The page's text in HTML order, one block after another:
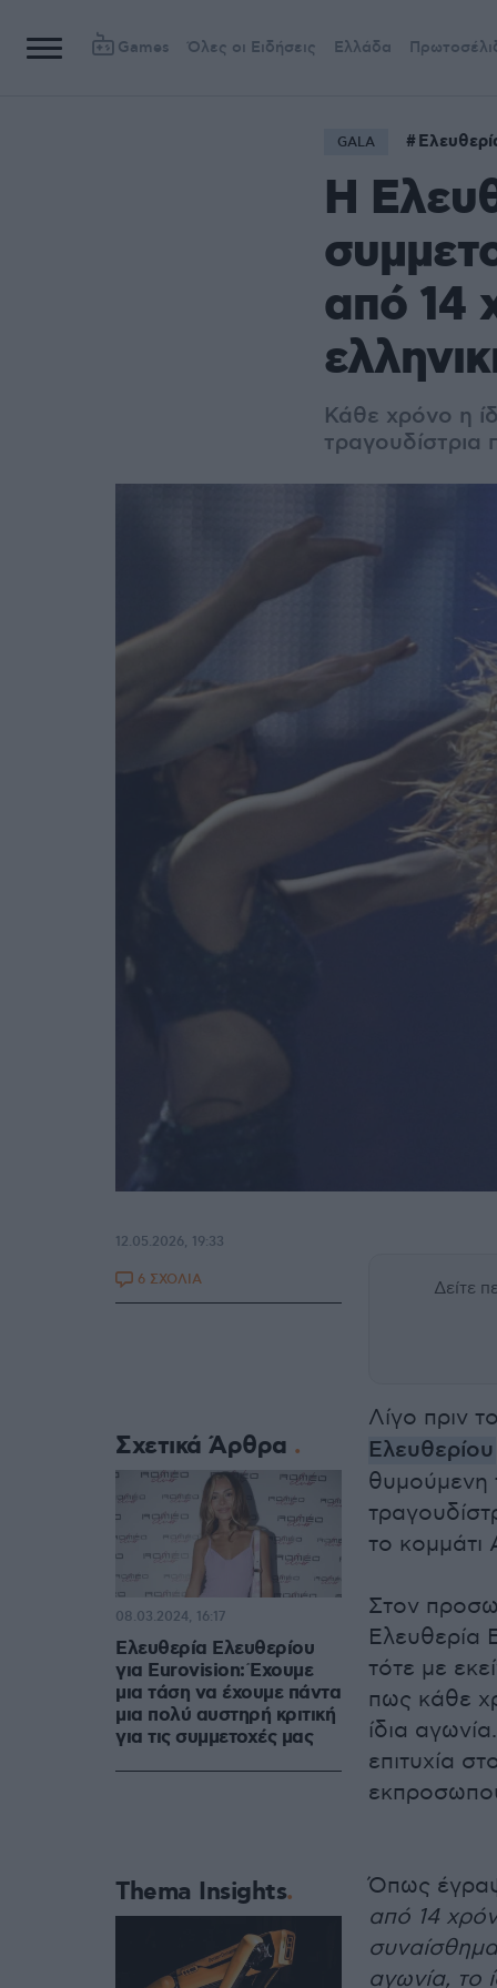
Games Όλες οι Ειδήσεις Ελλάδα
GALA
Η
από 14
Κάθε χρόνο η
τραγουδίστρια
Δείτε
Λίγο πριν
Ελευθερίου
θυμούμενη
το κομμάτι
Στον
Ελευθερία
τότε με
πως κάθε
ίδια
επιτυχία
Όπως
από 14
αγωνία, το
12.05.2026, 19:33
6 ΣΧΟΛΙΑ
Σχετικά Άρθρα
Ελευθερία Ελευθερίου
για Eurovision: Έχουμε
μια τάση να έχουμε πάντα
μια πολύ αυστηρή κριτική
για τις συμμετοχές μας
08.03.2024, 16:17
Thema Insights